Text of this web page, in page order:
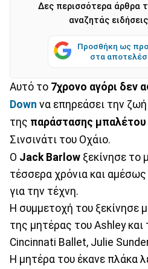
Δες περισσότερα άρθρα
αναζητάς
Προσθήκη ως
στα
Αυτό το 7χρονο αγόρι δεν
Down να επηρεάσει την ζωή
της παράστασης μπαλέτου
Σινσινάτι του Οχάιο.
Ο Jack Barlow ξεκίνησε το
τέσσερα χρόνια και
για την τέχνη.
Η συμμετοχή του ξεκίνησε
της μητέρας του Ashley και
Cincinnati Ballet, Julie
Η μητέρα του έκανε πλάκα